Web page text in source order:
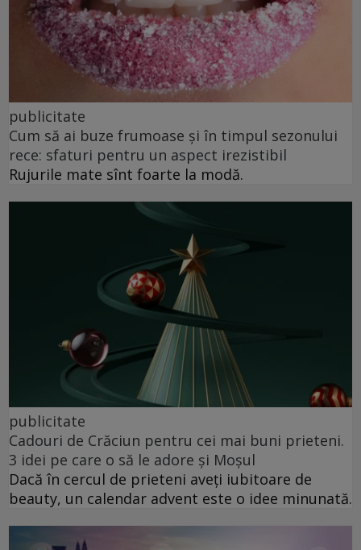
publicitate
Cum să ai buze frumoase şi în timpul sezonului
rece: sfaturi pentru un aspect irezistibil
Rujurile mate sînt foarte la modă.
publicitate
Cadouri de Crăciun pentru cei mai buni prieteni.
3 idei pe care o să le adore și Moșul
Dacă în cercul de prieteni aveți iubitoare de
beauty, un calendar advent este o idee minunată.